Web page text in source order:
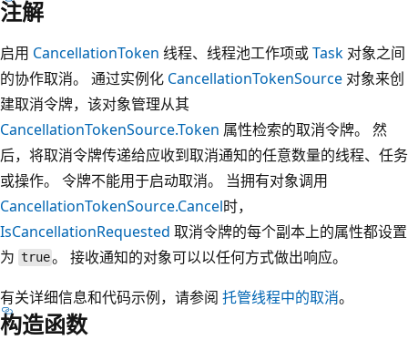
注解
启用 CancellationToken 线程、线程池工作项或Task 对象之间
的协作取消。 通过实例化 CancellationTokenSource 对象来创
建取消令牌，该对象管理从其
CancellationTokenSource.Token 属性检索的取消令牌。 然
后，将取消令牌传递给应收到取消通知的任意数量的线程、任务
或操作。 令牌不能用于启动取消。 当拥有对象调用
CancellationTokenSource.Cancel时，
IsCancellationRequested 取消令牌的每个副本上的属性都设置
为 true。 接收通知的对象可以以任何方式做出响应。
有关详细信息和代码示例，请参阅 托管线程中的取消。
构造函数